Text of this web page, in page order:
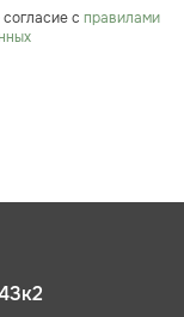
с правилами